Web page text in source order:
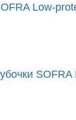
Low-
SOFRA